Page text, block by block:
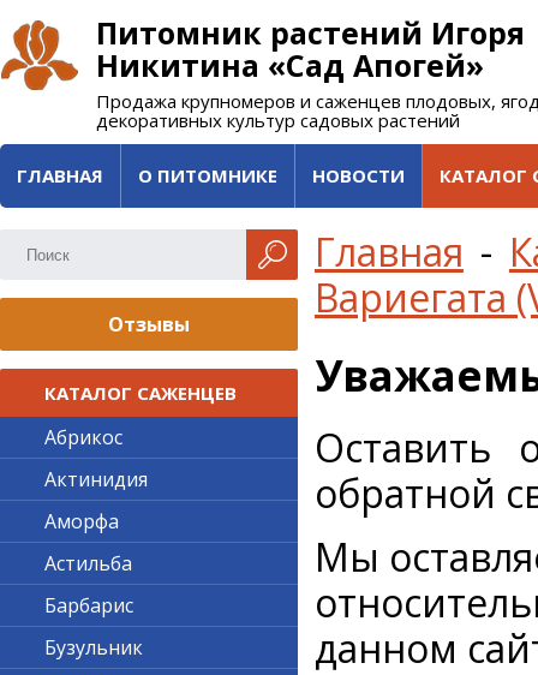
Питомник растений Игоря
Никитина «Сад Апогей»
Продажа крупномеров и саженцев плодовых,
декоративных культур садовых растений
ГЛАВНАЯ О ПИТОМНИКЕ НОВОСТИ КАТАЛОГ
Главная -
Вариегата
Оставить
обратной
Мы
данном
Отзывы
КАТАЛОГ САЖЕНЦЕВ
Абрикос
Актинидия
Аморфа
Астильба
Барбарис
Бузульник